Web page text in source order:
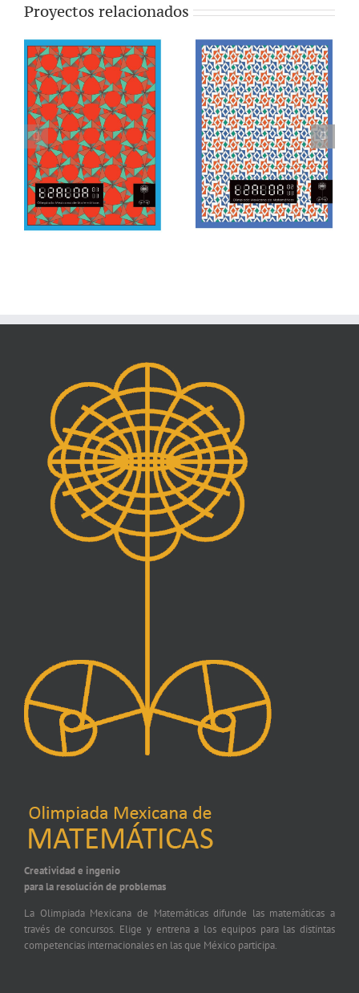
Proyectos relacionados
Creatividad e ingenio
para la resolución de problemas
La Olimpiada Mexicana de Matemáticas difunde las matemáticas a
través de concursos. Elige y entrena a los equipos para las distintas
competencias internacionales en las que México participa.